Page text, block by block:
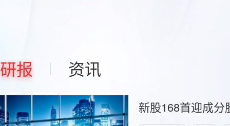
研报 资讯
新股168首迎成